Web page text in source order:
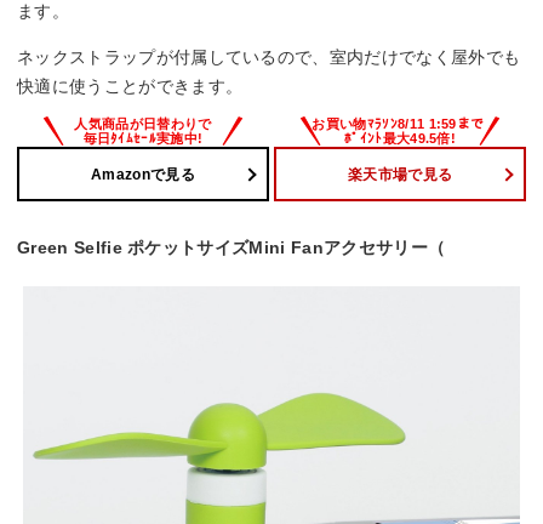
ます。
ネックストラップが付属しているので、室内だけでなく屋外でも
快適に使うことができます。
Amazonで見る 楽天市場で見る
Green Selfie ポケットサイズMini Fanアクセサリー（